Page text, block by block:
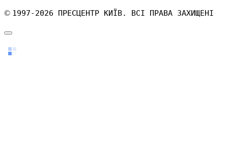
© 1997-2026 ПРЕСЦЕНТР КИЇВ. ВСІ ПРАВА ЗАХИЩЕНІ